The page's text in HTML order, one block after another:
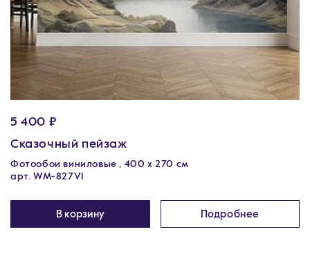
5 400 ₽
Сказочный пейзаж
Фотообои виниловые , 400 х 270 см
арт. WM-827V1
В корзину Подробнее